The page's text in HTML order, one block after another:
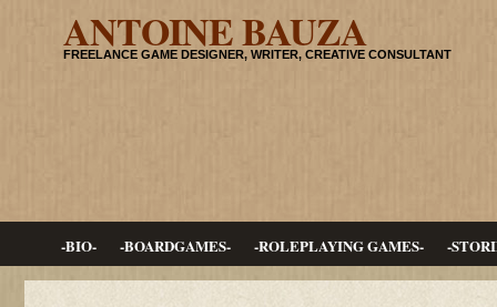
ANTOINE BAUZA
FREELANCE GAME DESIGNER, WRITER, CREATIVE CONSULTANT
-BIO- -BOARDGAMES- -ROLEPLAYING GAMES- -